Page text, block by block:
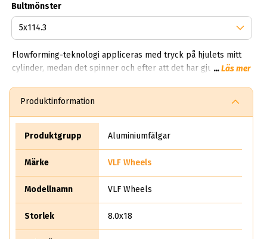
Bultmönster
Flowforming-teknologi appliceras med tryck på hjulets mitt
cylinder, medan det spinner och efter att det har gjutits vilket
starkare och har högre stöttålighet samt förmågan att öka
lastkapaciteten jämfört med ett traditionellt gjutet fälgar.
Varje VLF-hjul är tillverkat med högsta precision med
våra fälgar skapar uppmärksamhet och kommer att förbättra
och strukturella tillförlitlighet.
...Läs mer
Produktinformation
Produktgrupp Aluminiumfälgar
Märke VLF Wheels
Modellnamn VLF Wheels
Storlek 8.0x18